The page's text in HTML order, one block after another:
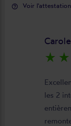
help_outline Voir
star_rate star_rate
les 2